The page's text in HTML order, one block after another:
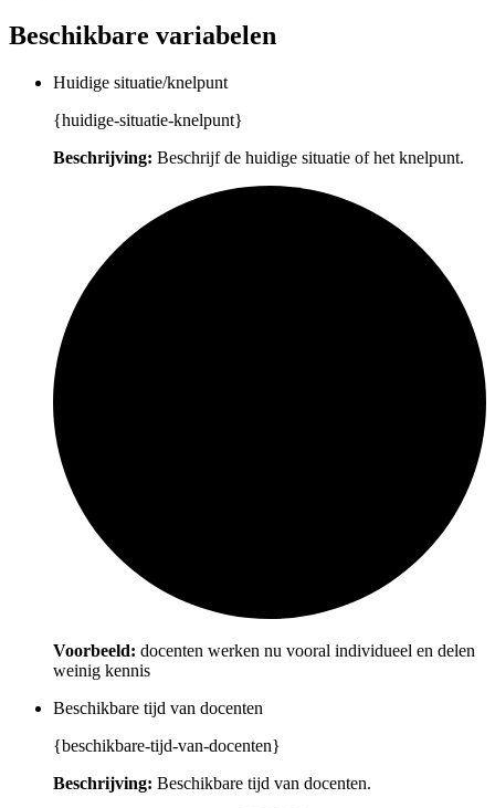
Beschikbare variabelen
Huidige situatie/knelpunt
{huidige-situatie-knelpunt}
Beschrijving: Beschrijf de huidige situatie of het knelpunt.
Voorbeeld: docenten werken nu vooral individueel en delen
weinig kennis
Beschikbare tijd van docenten
{beschikbare-tijd-van-docenten}
Beschrijving: Beschikbare tijd van docenten.